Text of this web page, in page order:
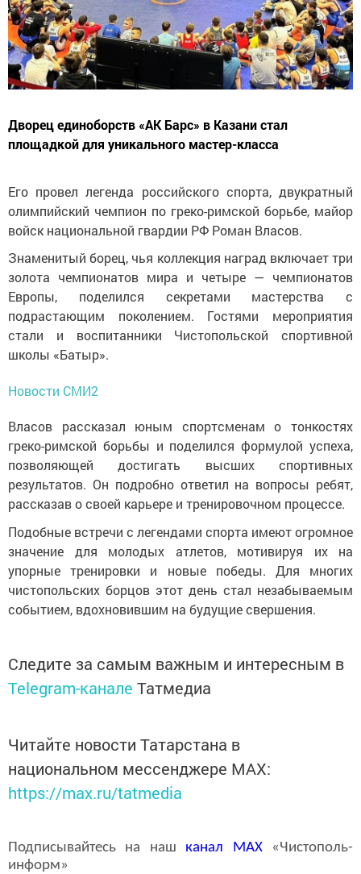
Дворец единоборств «АК Барс» в Казани стал
площадкой для уникального мастер-класса
Его провел легенда российского спорта, двукратный
олимпийский чемпион по греко-римской борьбе, майор
войск национальной гвардии РФ Роман Власов.
Знаменитый борец, чья коллекция наград включает три
золота чемпионатов мира и четыре — чемпионатов
Европы, поделился секретами мастерства с
подрастающим поколением. Гостями мероприятия
стали и воспитанники Чистопольской спортивной
школы «Батыр».
Новости СМИ2
Власов рассказал юным спортсменам о тонкостях
греко-римской борьбы и поделился формулой успеха,
позволяющей достигать высших спортивных
результатов. Он подробно ответил на вопросы ребят,
рассказав о своей карьере и тренировочном процессе.
Подобные встречи с легендами спорта имеют огромное
значение для молодых атлетов, мотивируя их на
упорные тренировки и новые победы. Для многих
чистопольских борцов этот день стал незабываемым
событием, вдохновившим на будущие свершения.
Следите за самым важным и интересным в
Telegram-канале Татмедиа
Читайте новости Татарстана в
национальном мессенджере MАХ:
https://max.ru/tatmedia
Подписывайтесь на наш канал MAX«Чистополь-
информ»